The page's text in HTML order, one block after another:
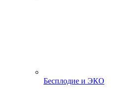
Бесплодие и ЭКО